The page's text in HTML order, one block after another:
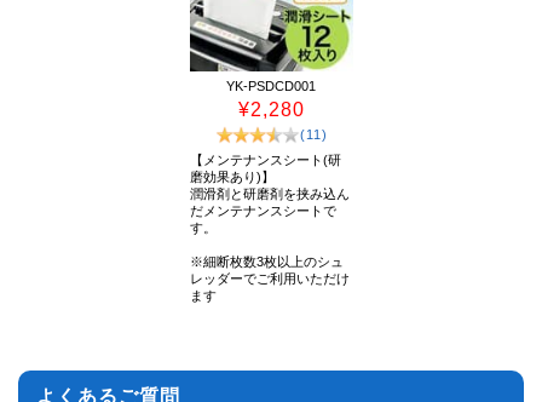
YK-PSDCD001
¥2,280
(11)
【メンテナンスシート(研
磨効果あり)】
潤滑剤と研磨剤を挟み込ん
だメンテナンスシートで
す。
※細断枚数3枚以上のシュ
レッダーでご利用いただけ
ます
よくあるご質問